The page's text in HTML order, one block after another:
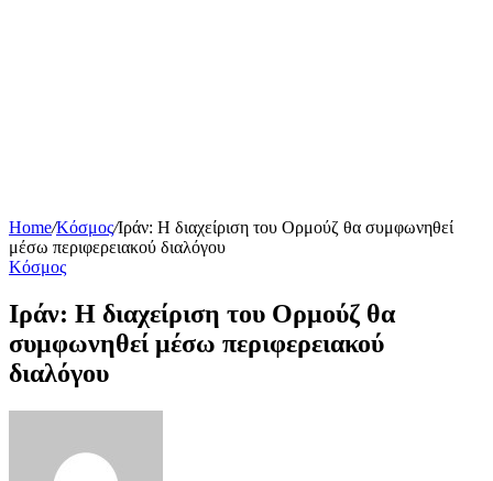
Home/Κόσμος/Ιράν: Η διαχείριση του Ορμούζ θα συμφωνηθεί
μέσω περιφερειακού διαλόγου
Κόσμος
Ιράν: Η διαχείριση του Ορμούζ θα
συμφωνηθεί μέσω περιφερειακού
διαλόγου